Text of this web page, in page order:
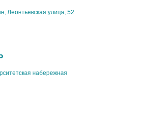
Леонтьевская улица, 52
набережная